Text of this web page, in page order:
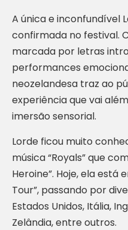
A única e inconfundível
confirmada no festival.
marcada por letras
performances
neozelandesa traz ao
experiência que vai
imersão sensorial.
Lorde ficou muito
música “Royals” que
Heroine”. Hoje, ela está
Tour”, passando por
Estados Unidos, Itália,
Zelândia, entre outros.